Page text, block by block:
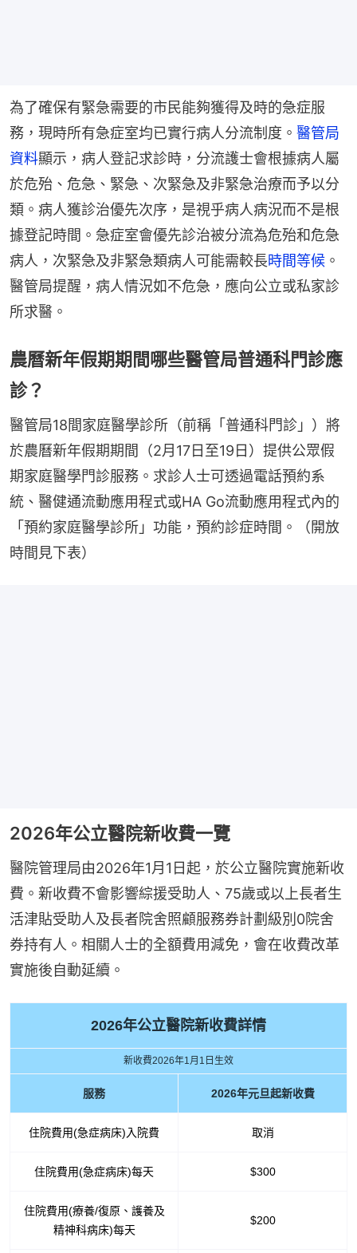
為了確保有緊急需要的市民能夠獲得及時的急症服
務，現時所有急症室均已實行病人分流制度。 醫管局
資料顯示，病人登記求診時，分流護士會根據病人屬
於危殆、危急、緊急、次緊急及非緊急治療而予以分
類。病人獲診治優先次序，是視乎病人病況而不是根
據登記時間。急症室會優先診治被分流為危殆和危急
病人，次緊急及非緊急類病人可能需較長時間等候 。
醫管局提醒，病人情況如不危急，應向公立或私家診
所求醫。
農曆新年假期期間哪些醫管局普通科門診應
診？
醫管局18間家庭醫學診所（前稱「普通科門診」）將
於農曆新年假期期間（2月17日至19日）提供公眾假
期家庭醫學門診服務。求診人士可透過電話預約系
統、醫健通流動應用程式或HA Go流動應用程式內的
「預約家庭醫學診所」功能，預約診症時間。（開放
時間見下表）
2026年公立醫院新收費一覽
醫院管理局由2026年1月1日起，於公立醫院實施新收
費。新收費不會影響綜援受助人、75歲或以上長者生
活津貼受助人及長者院舍照顧服務券計劃級別0院舍
券持有人。相關人士的全額費用減免，會在收費改革
實施後自動延續。
2026年公立醫院新收費詳情
新收費2026年1月1日生效
服務 2026年元旦起新收費
住院費用(急症病床)入院費 取消
住院費用(急症病床)每天 $300
住院費用(療養/復原、護養及
精神科病床)每天
$200